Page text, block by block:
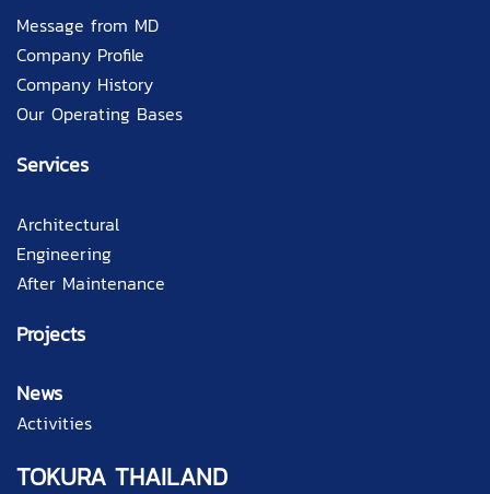
Message from MD
Company Profile
Company History
Our Operating Bases
Services
Architectural
Engineering
After Maintenance
Projects
News
Activities
TOKURA THAILAND